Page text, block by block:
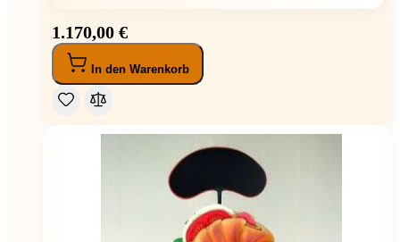
1.170,00 €
In den Warenkorb